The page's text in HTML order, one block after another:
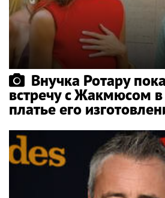
Внучка Ротару
встречу с Жакмюсом
платье его